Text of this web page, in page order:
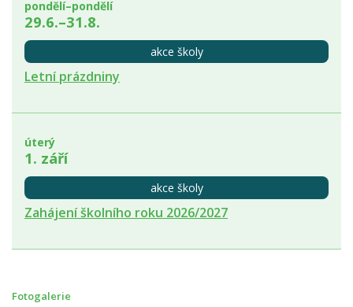
pondělí–pondělí
29.6.–31.8.
akce školy
Letní prázdniny
úterý
1. září
akce školy
Zahájení školního roku 2026/2027
Fotogalerie